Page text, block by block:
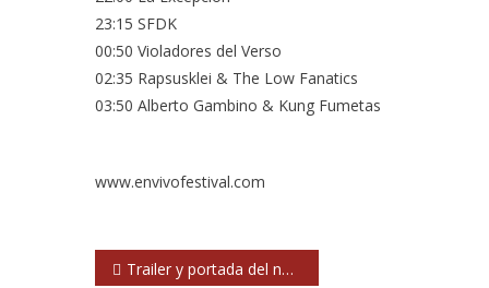
23:15 SFDK
00:50 Violadores del Verso
02:35 Rapsusklei & The Low Fanatics
03:50 Alberto Gambino & Kung Fumetas
www.envivofestival.com
Navegación
Trailer y portada del nuevo álbum de Soundgarden